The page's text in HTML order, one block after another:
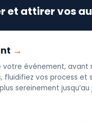
et attirer vos
événement, avant
fluidifiez vos process et
sereinement jusqu’au